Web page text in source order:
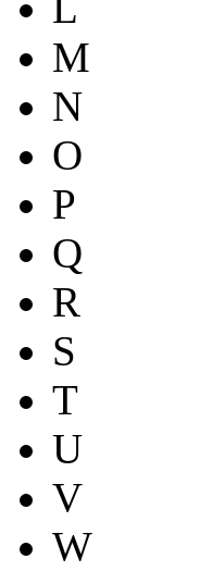
M
N
O
P
Q
R
S
T
U
V
W